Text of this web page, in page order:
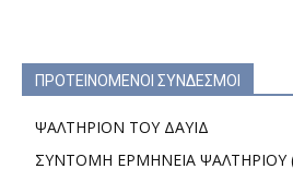
ΠΡΟΤΕΙΝΟΜΕΝΟΙ ΣΥΝΔΕΣΜΟΙ
ΨΑΛΤΗΡΙΟΝ ΤΟΥ ΔΑΥΙΔ
ΣΥΝΤΟΜΗ ΕΡΜΗΝΕΙΑ ΨΑΛΤΗΡΙΟΥ